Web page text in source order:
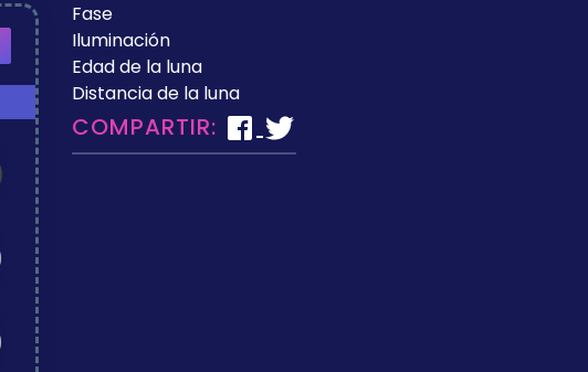
Fase
Iluminación
Edad de la luna
Distancia de la luna
COMPARTIR: